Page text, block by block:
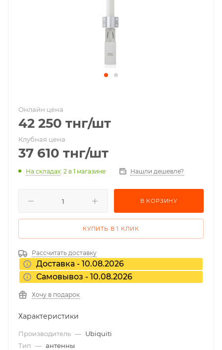
Онлайн цена
42 250 тнг/шт
Клубная цена
37 610 тнг/шт
На складах: 2 в 1 магазине Нашли дешевле?
В КОРЗИНУ
КУПИТЬ В 1 КЛИК
Рассчитать доставку
Доставка - 10.08.2026
Самовывоз - 10.08.2026
Хочу в подарок
Характеристики
Производитель — Ubiquiti
Тип — антенны